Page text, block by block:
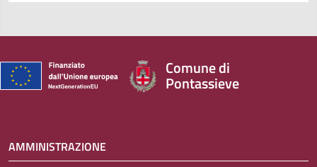
Comune di
Pontassieve
AMMINISTRAZIONE